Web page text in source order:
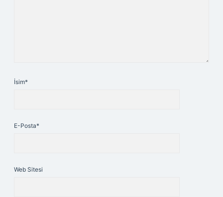
İsim*
E-Posta*
Web Sitesi